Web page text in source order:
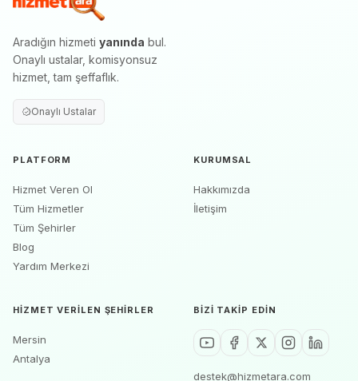
Aradığın hizmeti yanında bul.
Onaylı ustalar, komisyonsuz
hizmet, tam şeffaflık.
Onaylı Ustalar
PLATFORM
Hizmet Veren Ol
Tüm Hizmetler
Tüm Şehirler
Blog
Yardım Merkezi
KURUMSAL
Hakkımızda
İletişim
HIZMET VERILEN ŞEHIRLER
Mersin
Antalya
BIZI TAKIP EDIN
destek@hizmetara.com